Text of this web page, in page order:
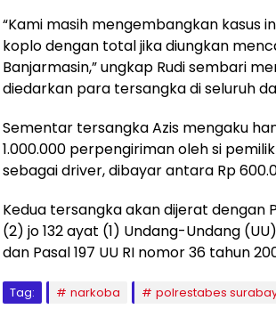
“Kami masih mengembangkan kasus
koplo dengan total jika diungkan
Banjarmasin,” ungkap Rudi sembari
diedarkan para tersangka di seluruh
Sementar tersangka Azis mengaku
1.000.000 perpengiriman oleh si
sebagai driver, dibayar antara Rp
Kedua tersangka akan dijerat dengan
(2) jo 132 ayat (1) Undang-Undang
dan Pasal 197 UU RI nomor 36 tahun
Tag: narkoba polrestabes